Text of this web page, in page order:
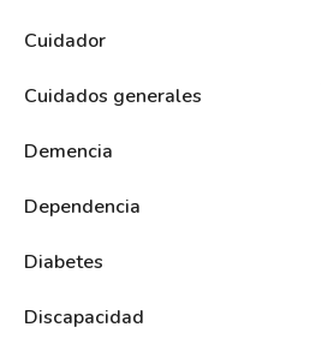
Cuidador
Cuidados generales
Demencia
Dependencia
Diabetes
Discapacidad